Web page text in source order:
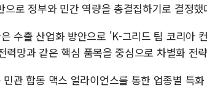
으로 정부와 민간 역량을 총결집하기로 결정했
수출 산업화 방안으로 'K-그리드 팀 코리아
력망과 같은 핵심 품목을 중심으로 차별화 전
관 합동 맥스 얼라이언스를 통한 업종별 특